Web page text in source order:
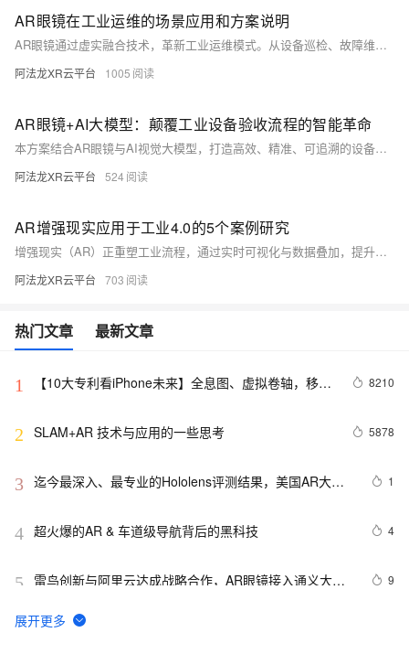
AR眼镜在工业运维的场景应用和方案说明
AR眼镜通过虚实融合技术，革新工业运维模式。从设备巡检、故障维修到员工培训，AR实现远程协作、实时数据叠加与沉浸式教学，大幅提升效率与准确性，推动智能工厂发展。
阿法龙XR云平台 1005
AR眼镜+AI大模型：颠覆工业设备验收流程的智能革命
本方案结合AR眼镜与AI视觉大模型，打造高效、精准、可追溯的设备验收流程。通过第一视角记录、智能识别、结构化数据生成与智能报表功能，提升验收效率与质量，助力企业实现智能化管理。
阿法龙XR云平台 524
AR增强现实应用于工业4.0的5个案例研究
增强现实（AR）正重塑工业流程，通过实时可视化与数据叠加，提升效率、安全与质量。本文介绍AR在设备维护、汽车制造、质量控制及航空等领域的应用案例，展现其如何助力企业优化操作、减少错误并提升培训效果，推动智能化升级。
阿法龙XR云平台 703
热门文章 最新文章
1
【10大专利看iPhone未来】全息图、虚拟卷轴，移动
8210
2 SLAM+AR 技术与应用的一些思考 5878
3 迄今最深入、最专业的Hololens评测结果，美国AR大咖
1
4 超火爆的AR & 车道级导航背后的黑科技 4
5
雷鸟创新与阿里云达成战略合作，AR眼镜接入通义大模
9
6 Airbnb引入AR和VR技术，帮助租客全方位欣赏心仪房间